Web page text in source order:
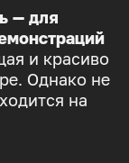
— для
и красиво
Однако не
на